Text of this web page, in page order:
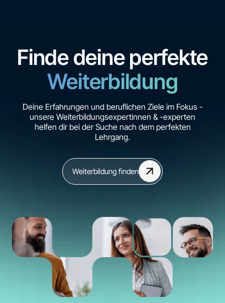
Finde deine perfekte
Weiterbildung
Deine Erfahrungen und beruflichen Ziele im Fokus -
unsere Weiterbildungsexpertinnen & -experten
helfen dir bei der Suche nach dem perfekten
Lehrgang.
Weiterbildung finden